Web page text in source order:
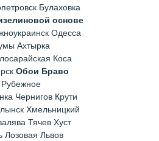
Булаховка
основе
Одесса
Ахтырка
Коса
Обои Браво
Чернигов Крути
Хмельницкий
Тячев Хуст
Львов